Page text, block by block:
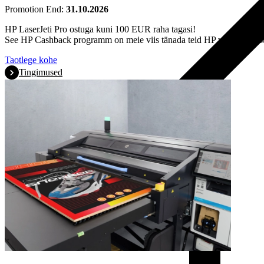
Promotion End: 31.10.2026
HP LaserJeti Pro ostuga kuni 100 EUR raha tagasi!
See HP Cashback programm on meie viis tänada teid HP valimise
Taotlege kohe
Tingimused